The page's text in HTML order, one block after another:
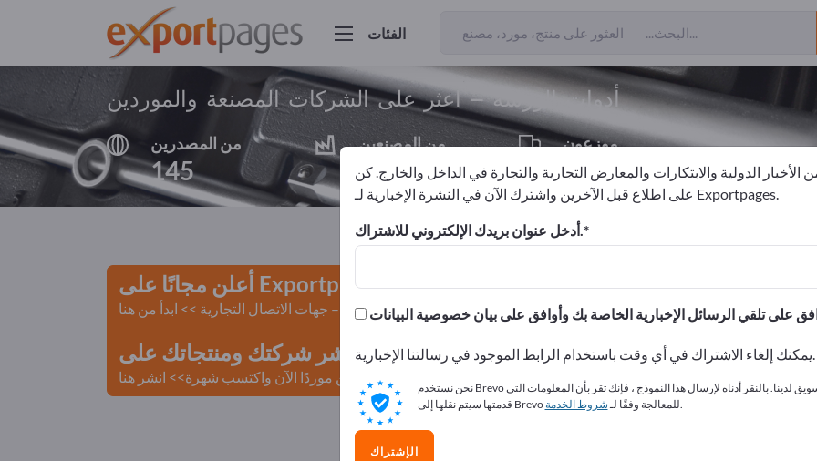
الفئات
أدوات الورشة – اعثر على الشركات المصنعة والموردين
من المصدرين
145
من المصنعين
135
موزعون
10
145
أعلن مجانًا على Exportpages!
الاحتياجات – العروض – السلع المستعملة – جهات الاتصال التجارية >> ابدأ من هنا
انشر شركتك ومنتجاتك على Exportpages.
كن موردًا الآن واكتسب شهرة>> انشر هنا
الموردون أدوات الورشة (145)
الأخبار الدولية والابتكارات والمعارض التجارية والتجارة في الداخل والخارج. كن
على اطلاع قبل الآخرين واشترك الآن في النشرة الإخبارية لـ Exportpages.
أدخل عنوان بريدك الإلكتروني للاشتراك.
يمكنك إلغاء الاشتراك في أي وقت باستخدام الرابط الموجود في رسالتنا الإخبارية.
نحن نستخدم Brevo كمنصة تسويق لدينا. بالنقر أدناه لإرسال هذا النموذج ، فإنك تقر بأن المعلومات التي
قدمتها سيتم نقلها إلى Brevo للمعالجة وفقًا لـشروط الخدمة .
الإشتراك